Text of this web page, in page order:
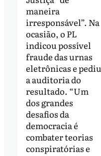
maneira
irresponsável”. Na
ocasião, o PL
indicou possível
fraude das urnas
eletrônicas e pediu
a auditoria do
resultado. “Um
dos grandes
desafios da
democracia é
combater teorias
conspiratórias e